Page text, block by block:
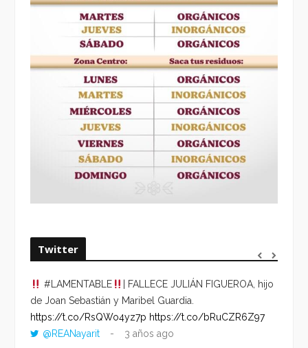
Twitter
#LAMENTABLE
| FALLECE JULIÁN FIGUEROA, hijo
de Joan Sebastián y Maribel Guardia.
https://t.co/RsQWo4yz7p https://t.co/bRuCZR6Z97
@REANayarit
3 años ago